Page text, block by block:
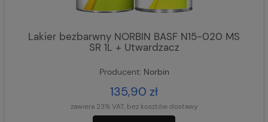
Lakier bezbarwny NORBIN BASF N15-020 MS
SR 1L + Utwardzacz
Producent: Norbin
135,90 zł
zawiera 23% VAT, bez kosztów dostawy